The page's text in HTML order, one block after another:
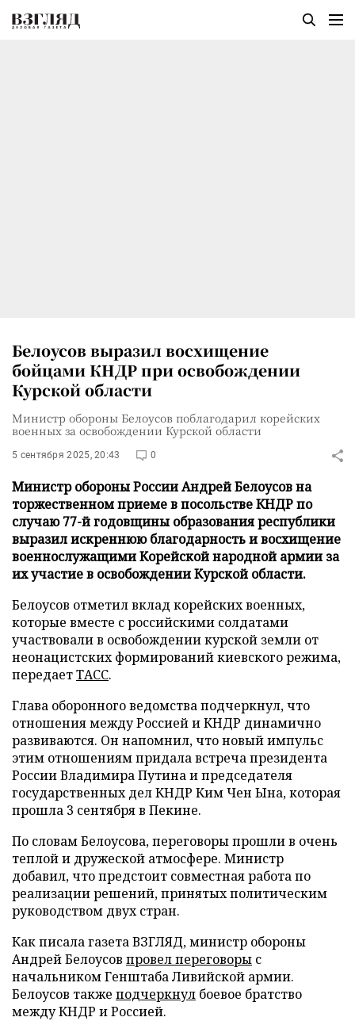
Белоусов выразил восхищение
бойцами КНДР при освобождении
Курской области
Министр обороны Белоусов поблагодарил корейских
военных за освобождении Курской области
5 сентября 2025, 20:43 0
Министр обороны России Андрей Белоусов на
торжественном приеме в посольстве КНДР по
случаю 77-й годовщины образования республики
выразил искреннюю благодарность и восхищение
военнослужащими Корейской народной армии за
их участие в освобождении Курской области.
Белоусов отметил вклад корейских военных,
которые вместе с российскими солдатами
участвовали в освобождении курской земли от
неонацистских формирований киевского режима,
передаетТАСС.
Глава оборонного ведомства подчеркнул, что
отношения между Россией и КНДР динамично
развиваются. Он напомнил, что новый импульс
этим отношениям придала встреча президента
России Владимира Путина и председателя
государственных дел КНДР Ким Чен Ына, которая
прошла 3 сентября в Пекине.
По словам Белоусова, переговоры прошли в очень
теплой и дружеской атмосфере. Министр
добавил, что предстоит совместная работа по
реализации решений, принятых политическим
руководством двух стран.
Как писала газета ВЗГЛЯД, министр обороны
Андрей Белоусов провел переговоры с
начальником Генштаба Ливийской армии.
Белоусов также подчеркнул боевое братство
между КНДР и Россией.